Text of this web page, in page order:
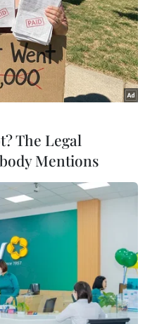
Lanka ở thành phố
hệ IS.
chục đối tượng
The Legal
Mentions